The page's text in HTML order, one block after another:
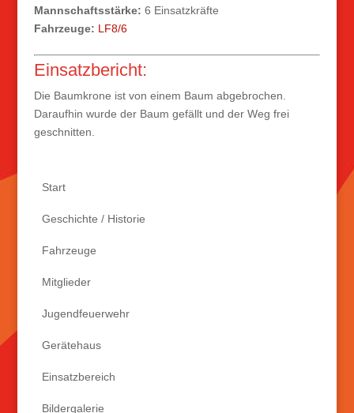
Mannschaftsstärke: 6 Einsatzkräfte
Fahrzeuge: LF8/6
Einsatzbericht:
Die Baumkrone ist von einem Baum abgebrochen.
Daraufhin wurde der Baum gefällt und der Weg frei
geschnitten.
Start
Geschichte / Historie
Fahrzeuge
Mitglieder
Jugendfeuerwehr
Gerätehaus
Einsatzbereich
Bildergalerie